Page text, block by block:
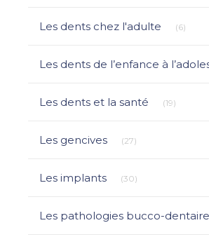
Les dents chez l'adulte (6)
Les dents de l’enfance à
Les dents et la santé (19)
Les gencives (27)
Les implants (30)
Les pathologies bucco-